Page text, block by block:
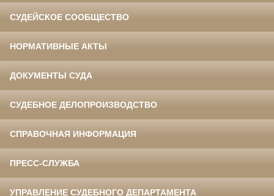
СУДЕЙСКОЕ СООБЩЕСТВО
НОРМАТИВНЫЕ АКТЫ
ДОКУМЕНТЫ СУДА
СУДЕБНОЕ ДЕЛОПРОИЗВОДСТВО
СПРАВОЧНАЯ ИНФОРМАЦИЯ
ПРЕСС-СЛУЖБА
УПРАВЛЕНИЕ СУДЕБНОГО ДЕПАРТАМЕНТА